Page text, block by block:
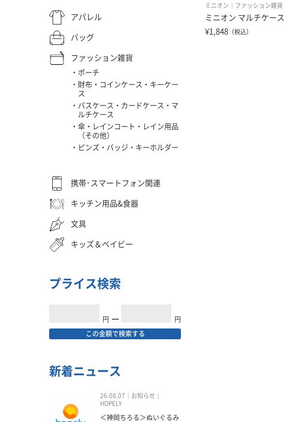
ミニオン ファッション雑貨
ミニオン マルチケース
¥1,848 （税込）
アパレル
バッグ
ファッション雑貨
ポーチ
財布・コインケース・キーケー
ス
パスケース・カードケース・マ
ルチケース
傘・レインコート・レイン用品
（その他）
ピンズ・バッジ・キーホルダー
携帯･スマートフォン関連
キッチン用品&食器
文具
キッズ＆ベイビー
プライス検索
円 ━ 円
この金額で検索する
新着ニュース
26.08.07
お知らせ
HOPELY
＜神岡ちろる＞ぬいぐるみ